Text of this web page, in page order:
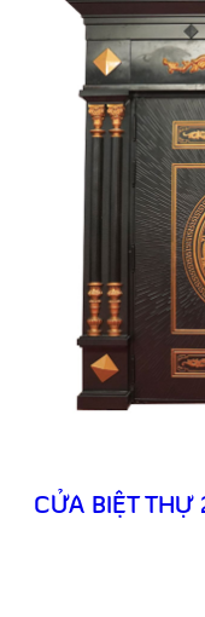
CỬA BIỆT THỰ